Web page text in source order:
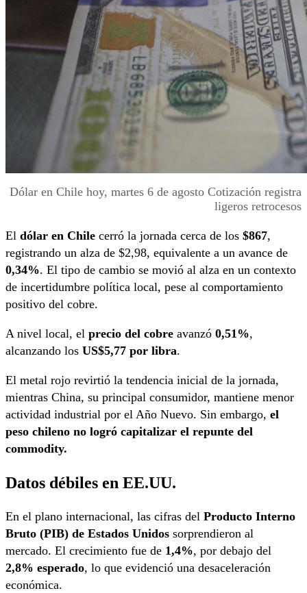
Dólar en Chile hoy, martes 6 de agosto Cotización registra
ligeros retrocesos
El dólar en Chile cerró la jornada cerca de los $867,
registrando un alza de $2,98, equivalente a un avance de
0,34%. El tipo de cambio se movió al alza en un contexto
de incertidumbre política local, pese al comportamiento
positivo del cobre.
A nivel local, el precio del cobre avanzó 0,51%,
alcanzando los US$5,77 por libra.
El metal rojo revirtió la tendencia inicial de la jornada,
mientras China, su principal consumidor, mantiene menor
actividad industrial por el Año Nuevo. Sin embargo, el
peso chileno no logró capitalizar el repunte del
commodity.
Datos débiles en EE.UU.
En el plano internacional, las cifras del Producto Interno
Bruto (PIB) de Estados Unidos sorprendieron al
mercado. El crecimiento fue de 1,4%, por debajo del
2,8% esperado, lo que evidenció una desaceleración
económica.